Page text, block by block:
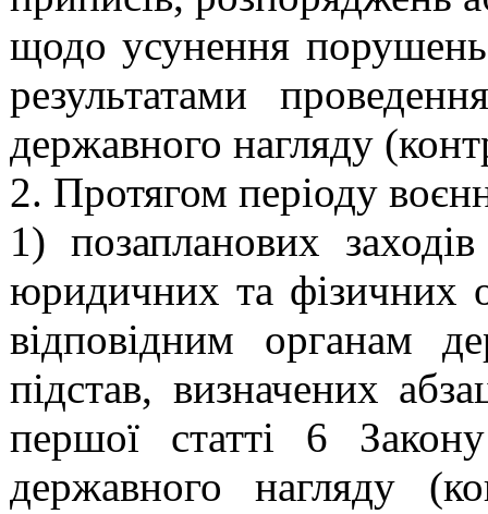
щодо усунення порушень
результатами
державного нагляду
2. Протягом періоду
1) позапланових
юридичних та фізичних
відповідним органам
підстав, визначених
першої статті 6
державного нагляду